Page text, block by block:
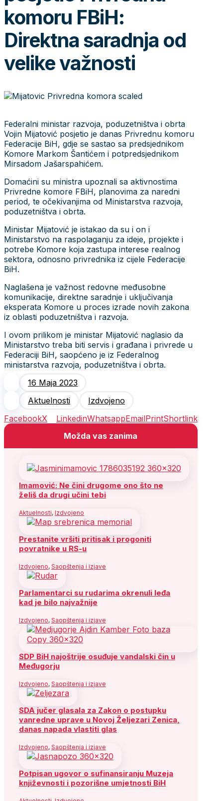
komoru FBiH:
Direktna saradnja od
velike važnosti
Federalni ministar razvoja, poduzetništva i obrta
Vojin Mijatović posjetio je danas Privrednu komoru
Federacije BiH, gdje se sastao sa predsjednikom
Komore Markom Šantićem i potpredsjednikom
Mirsadom Jašarspahićem.
Domaćini su ministra upoznali sa aktivnostima
Privredne komore FBiH, planovima za naredni
period, te očekivanjima od Ministarstva razvoja,
poduzetništva i obrta.
Ministar Mijatović je istakao da su i on i
Ministarstvo na raspolaganju za ideje, projekte i
potrebe Komore koja zastupa interese realnog
sektora, odnosno privrednika iz cijele Federacije
BiH.
Naglašena je važnost redovne međusobne
komunikacije, direktne saradnje i uključivanja
eksperata Komore u proces izrade novih zakona
iz oblasti poduzetništva i razvoja.
I ovom prilikom je ministar Mijatović naglasio da
Ministarstvo treba biti servis i građana i privrede u
Federaciji BiH, saopćeno je iz Federalnog
ministarstva razvoja, poduzetništva i obrta.
16 Maja 2023
Aktuelnosti
Izdvojeno
FacebookX LinkedinWhatsappEmailPrintShortlink
Možda vas zanima
Imamović: Ne čini drugome ono što ne
želiš da drugi učini tebi
Aktuelnosti, Izdvojeno
Prestanite vršiti pritisak i progoniti
povratnike u RS-u
Izdvojeno, Saopštenja i izjave
Parlamentarci su rudarima okrenuli leđa
kad je bilo najvažnije
Izdvojeno, Saopštenja i izjave
SDP BiH najoštrije osuđuje vandalski čin u
Međugorju
Izdvojeno, Saopštenja i izjave
SDA jučer glasala za Zakon o postupku
vanredne uprave u Novoj Željezari Zenica,
danas napada vlastiti glas
Izdvojeno, Saopštenja i izjave
Potpisan ugovor o sufinansiranju Muzeja
književnosti i pozorišne umjetnosti BiH